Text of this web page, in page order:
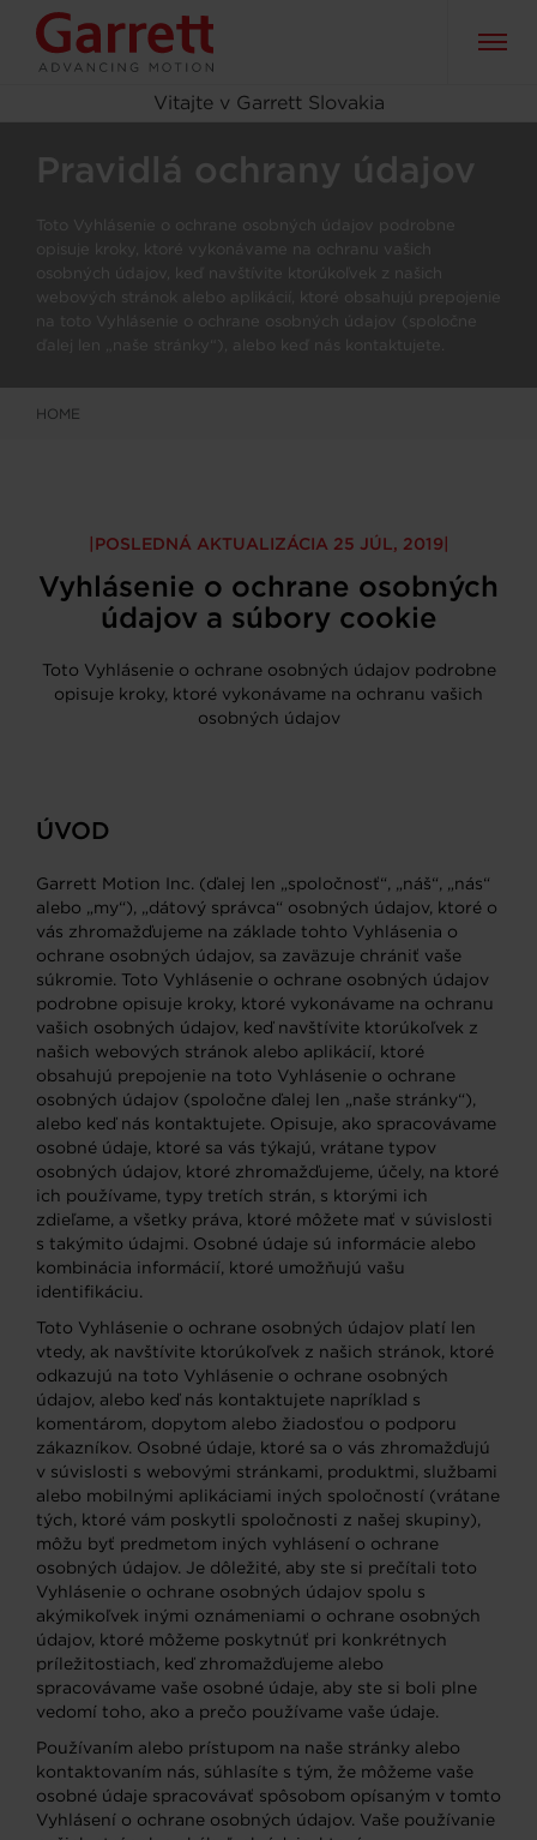
Vitajte v Garrett Slovakia
Pravidlá ochrany údajov
Toto Vyhlásenie o ochrane osobných údajov podrobne
opisuje kroky, ktoré vykonávame na ochranu vašich
osobných údajov, keď navštívite ktorúkoľvek z našich
webových stránok alebo aplikácií, ktoré obsahujú prepojenie
na toto Vyhlásenie o ochrane osobných údajov (spoločne
ďalej len „naše stránky“), alebo keď nás kontaktujete.
HOME
POSLEDNÁ AKTUALIZÁCIA 25 JÚL, 2019
Vyhlásenie o ochrane osobných
údajov a súbory cookie
Toto Vyhlásenie o ochrane osobných údajov podrobne
opisuje kroky, ktoré vykonávame na ochranu vašich
osobných údajov
ÚVOD
Garrett Motion Inc. (ďalej len „spoločnosť“, „náš“, „nás“
alebo „my“), „dátový správca“ osobných údajov, ktoré o
vás zhromažďujeme na základe tohto Vyhlásenia o
ochrane osobných údajov, sa zaväzuje chrániť vaše
súkromie. Toto Vyhlásenie o ochrane osobných údajov
podrobne opisuje kroky, ktoré vykonávame na ochranu
vašich osobných údajov, keď navštívite ktorúkoľvek z
našich webových stránok alebo aplikácií, ktoré
obsahujú prepojenie na toto Vyhlásenie o ochrane
osobných údajov (spoločne ďalej len „naše stránky“),
alebo keď nás kontaktujete. Opisuje, ako spracovávame
osobné údaje, ktoré sa vás týkajú, vrátane typov
osobných údajov, ktoré zhromažďujeme, účely, na ktoré
ich používame, typy tretích strán, s ktorými ich
zdieľame, a všetky práva, ktoré môžete mať v súvislosti
s takýmito údajmi. Osobné údaje sú informácie alebo
kombinácia informácií, ktoré umožňujú vašu
identifikáciu.
Toto Vyhlásenie o ochrane osobných údajov platí len
vtedy, ak navštívite ktorúkoľvek z našich stránok, ktoré
odkazujú na toto Vyhlásenie o ochrane osobných
údajov, alebo keď nás kontaktujete napríklad s
komentárom, dopytom alebo žiadosťou o podporu
zákazníkov. Osobné údaje, ktoré sa o vás zhromažďujú
v súvislosti s webovými stránkami, produktmi, službami
alebo mobilnými aplikáciami iných spoločností (vrátane
tých, ktoré vám poskytli spoločnosti z našej skupiny),
môžu byť predmetom iných vyhlásení o ochrane
osobných údajov. Je dôležité, aby ste si prečítali toto
Vyhlásenie o ochrane osobných údajov spolu s
akýmikoľvek inými oznámeniami o ochrane osobných
údajov, ktoré môžeme poskytnúť pri konkrétnych
príležitostiach, keď zhromažďujeme alebo
spracovávame vaše osobné údaje, aby ste si boli plne
vedomí toho, ako a prečo používame vaše údaje.
Používaním alebo prístupom na naše stránky alebo
kontaktovaním nás, súhlasíte s tým, že môžeme vaše
osobné údaje spracovávať spôsobom opísaným v tomto
Vyhlásení o ochrane osobných údajov. Vaše používanie